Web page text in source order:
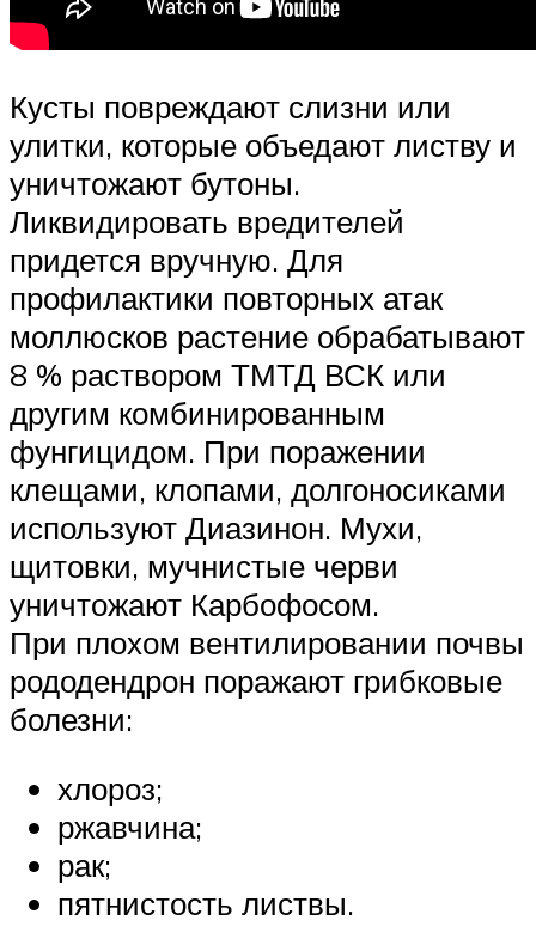
Кусты повреждают слизни или
улитки, которые объедают листву и
уничтожают бутоны.
Ликвидировать вредителей
придется вручную. Для
профилактики повторных атак
моллюсков растение обрабатывают
8 % раствором ТМТД ВСК или
другим комбинированным
фунгицидом. При поражении
клещами, клопами, долгоносиками
используют Диазинон. Мухи,
щитовки, мучнистые черви
уничтожают Карбофосом.
При плохом вентилировании почвы
рододендрон поражают грибковые
болезни:
хлороз;
ржавчина;
рак;
пятнистость листвы.